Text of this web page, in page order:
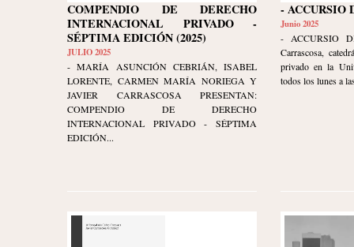
COMPENDIO DE DERECHO
INTERNACIONAL PRIVADO -
SÉPTIMA EDICIÓN (2025)
JULIO 2025
- MARÍA ASUNCIÓN CEBRIÁN, ISABEL
LORENTE, CARMEN MARÍA NORIEGA Y
JAVIER CARRASCOSA PRESENTAN:
COMPENDIO DE DERECHO
INTERNACIONAL PRIVADO - SÉPTIMA
EDICIÓN...
- ACCURSIO
Junio 2025
- ACCURSIO
Carrascosa,
privado en la
todos los lunes a